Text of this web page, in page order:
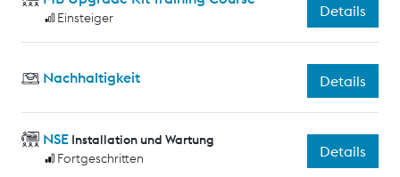
Einsteiger Details
Nachhaltigkeit Details
NSE Installation und Wartung
Fortgeschritten
Details